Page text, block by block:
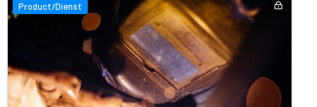
Product/Dienst